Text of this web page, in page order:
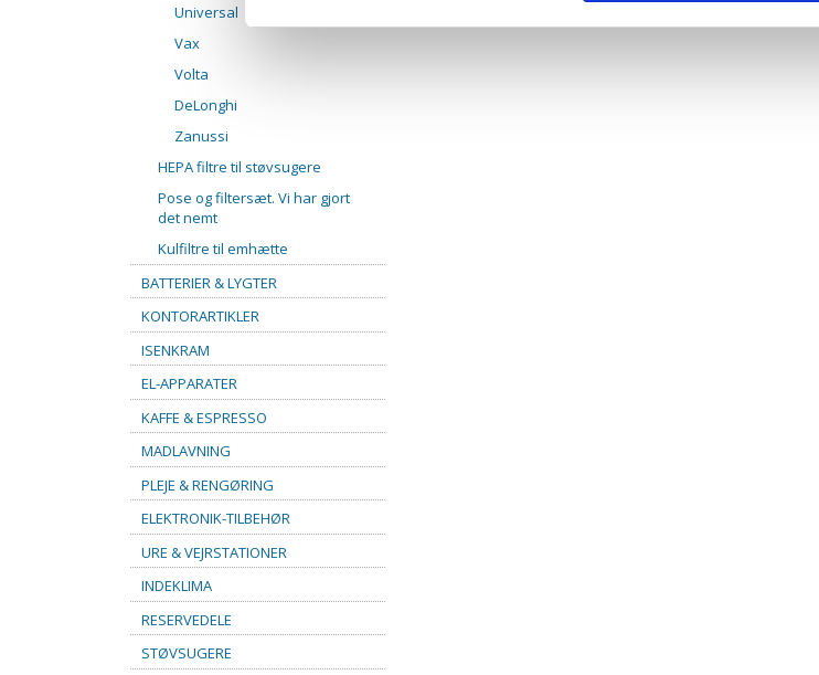
Universal
Vax
Volta
DeLonghi
Zanussi
HEPA filtre til støvsugere
Pose og filtersæt. Vi har gjort
det nemt
Kulfiltre til emhætte
BATTERIER & LYGTER
KONTORARTIKLER
ISENKRAM
EL-APPARATER
KAFFE & ESPRESSO
MADLAVNING
PLEJE & RENGØRING
ELEKTRONIK-TILBEHØR
URE & VEJRSTATIONER
INDEKLIMA
RESERVEDELE
STØVSUGERE